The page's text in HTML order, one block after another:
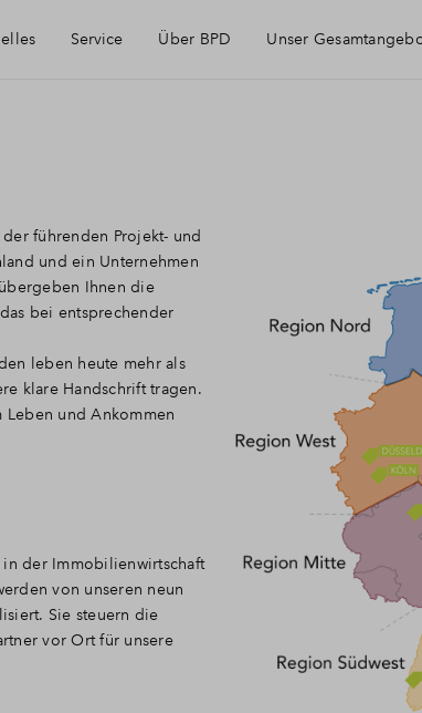
Service
Anmeldung Projektnewsletter
Über BPD Unser
führenden Projekt- und
und ein Unternehmen
Ihnen die
bei entsprechender
leben heute mehr als
klare Handschrift tragen.
und Ankommen
in der Immobilienwirtschaft
von unseren neun
Sie steuern die
vor Ort für unsere